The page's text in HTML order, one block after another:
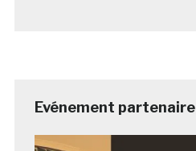
Evénement partenaire